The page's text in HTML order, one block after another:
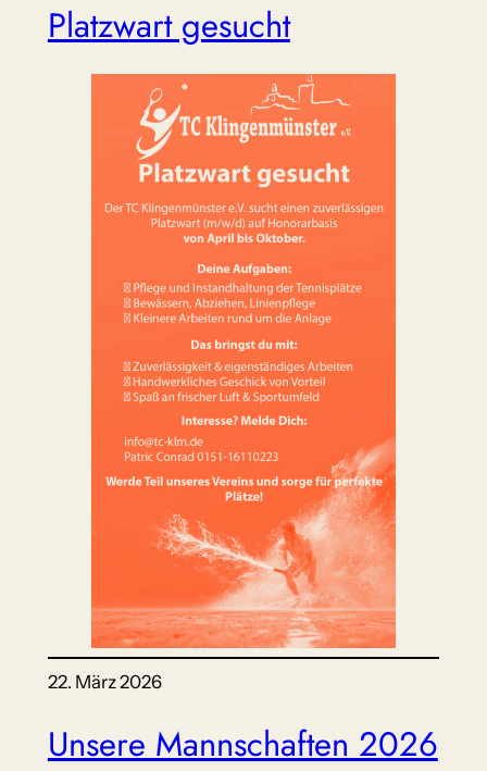
Platzwart gesucht
22. März 2026
Unsere Mannschaften 2026